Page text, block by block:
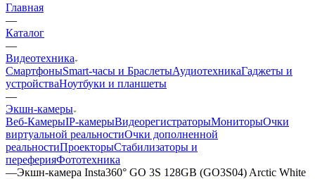
Главная
—
Каталог
—
Видеотехника
СмартфоныSmart-часы и БраслетыАудиотехникаГаджеты и
устройстваНоутбуки и планшеты
—
Экшн-камеры
Веб-КамерыIP-камерыВидеорегистраторыМониторыОчки
виртуальной реальностиОчки дополненной
реальностиПроекторыСтабилизаторы и
переферияФототехника
—Экшн-камера Insta360° GO 3S 128GB (GO3S04) Arctic White